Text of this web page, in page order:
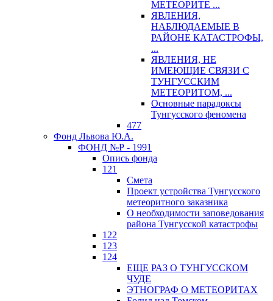
МЕТЕОРИТЕ ...
ЯВЛЕНИЯ,
НАБЛЮДАЕМЫЕ В
РАЙОНЕ КАТАСТРОФЫ,
...
ЯВЛЕНИЯ, НЕ
ИМЕЮЩИЕ СВЯЗИ С
ТУНГУССКИМ
МЕТЕОРИТОМ, ...
Основные парадоксы
Тунгусского феномена
477
Фонд Львова Ю.А.
ФОНД №Р - 1991
Опись фонда
121
Смета
Проект устройства Тунгусского
метеоритного заказника
О необходимости заповедования
района Тунгусской катастрофы
122
123
124
ЕЩЕ РАЗ О ТУНГУССКОМ
ЧУДЕ
ЭТНОГРАФ О МЕТЕОРИТАХ